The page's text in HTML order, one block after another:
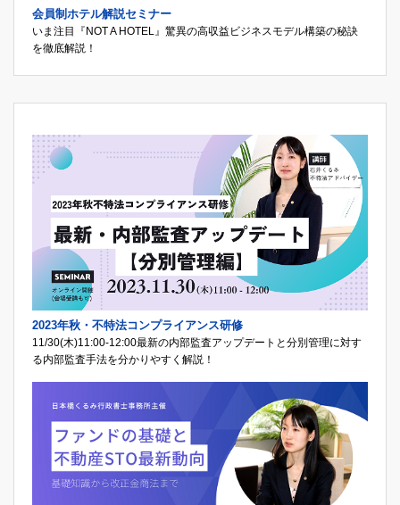
会員制ホテル解説セミナー
いま注目『NOT A HOTEL』驚異の高収益ビジネスモデル構築の秘訣
を徹底解説！
2023年秋・不特法コンプライアンス研修
11/30(木)11:00-12:00最新の内部監査アップデートと分別管理に対す
る内部監査手法を分かりやすく解説！